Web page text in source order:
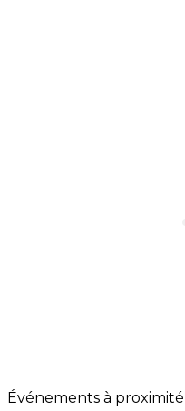
Événements à proximité